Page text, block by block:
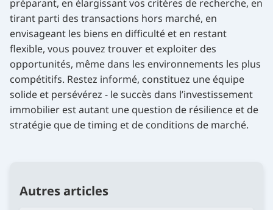
préparant, en élargissant vos critères de recherche, en
tirant parti des transactions hors marché, en
envisageant les biens en difficulté et en restant
flexible, vous pouvez trouver et exploiter des
opportunités, même dans les environnements les plus
compétitifs. Restez informé, constituez une équipe
solide et persévérez - le succès dans l’investissement
immobilier est autant une question de résilience et de
stratégie que de timing et de conditions de marché.
Autres articles